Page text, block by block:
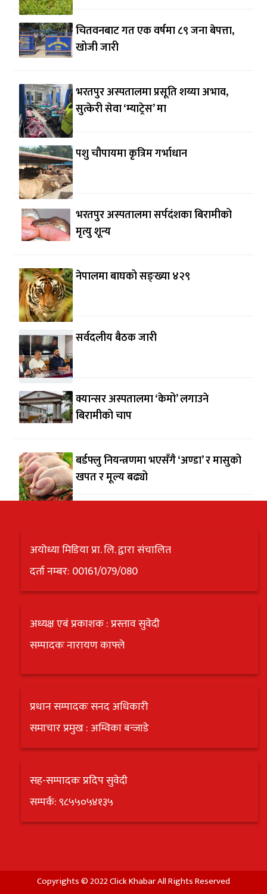
चितवनबाट गत एक वर्षमा ८९ जना बेपत्ता,
खोजी जारी
भरतपुर अस्पतालमा प्रसूति शय्या अभाव,
सुत्केरी सेवा ‘म्याट्रेस’ मा
पशु चौपायमा कृत्रिम गर्भाधान
भरतपुर अस्पतालमा सर्पदंशका बिरामीको
मृत्यु शून्य
नेपालमा बाघको सङ्ख्या ४२९
सर्वदलीय बैठक जारी
क्यान्सर अस्पतालमा ‘केमो’ लगाउने
बिरामीको चाप
बर्डफ्लु नियन्त्रणमा भएसँगै ‘अण्डा’ र मासुको
खपत र मूल्य बढ्यो
अयोध्या मिडिया प्रा. लि. द्वारा संचालित
दर्ता नम्बर: 00161/079/080
अध्यक्ष एबं प्रकाशक : प्रस्ताव सुवेदी
सम्पादकः नारायण काफ्ले
प्रधान सम्पादकः सनद अधिकारी
समाचार प्रमुख : अम्विका बन्जाडे
सह-सम्पादकः प्रदिप सुवेदी
सम्पर्क: ९८५५०५४१३५
Copyrights © 2022 Click Khabar All Rights Reserved